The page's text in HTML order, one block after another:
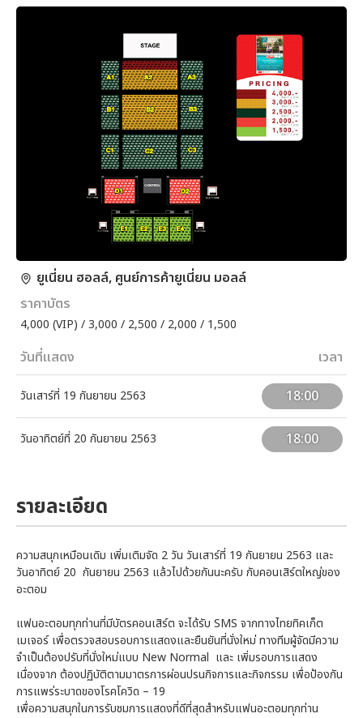
ยูเนี่ยน ฮอลล์, ศูนย์การค้ายูเนี่ยน มอลล์
ราคาบัตร
4,000 (VIP) / 3,000 / 2,500 / 2,000 / 1,500
วันที่แสดง เวลา
วันเสาร์ที่ 19 กันยายน 2563 18:00
วันอาทิตย์ที่ 20 กันยายน 2563 18:00
รายละเอียด
ความสนุกเหมือนเดิม เพิ่มเติมจัด 2 วัน วันเสาร์ที่ 19 กันยายน 2563 และ
วันอาทิตย์ 20 กันยายน 2563 แล้วไปด้วยกันนะครับ กับคอนเสิร์ตใหญ่ของ
อะตอม
แฟนอะตอมทุกท่านที่มีบัตรคอนเสิร์ต จะได้รับ SMS จากทางไทยทิคเก็ต
เมเจอร์ เพื่อตรวจสอบรอบการแสดงและยืนยันที่นั่งใหม่ ทางทีมผู้จัดมีความ
จำเป็นต้องปรับที่นั่งใหม่แบบ New Normal และ เพิ่มรอบการแสดง
เนื่องจาก ต้องปฏิบัติตามมาตรการผ่อนปรนกิจการและกิจกรรม เพื่อป้องกัน
การแพร่ระบาดของโรคโควิด – 19
เพื่อความสนุกในการรับชมการแสดงที่ดีที่สุดสำหรับแฟนอะตอมทุกท่าน